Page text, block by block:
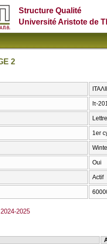
Structure Qualité
Université Aristote de
2
Ιτ-
1er
Oui
Actif
2024-2025